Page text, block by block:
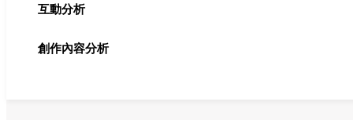
互動分析
創作內容分析